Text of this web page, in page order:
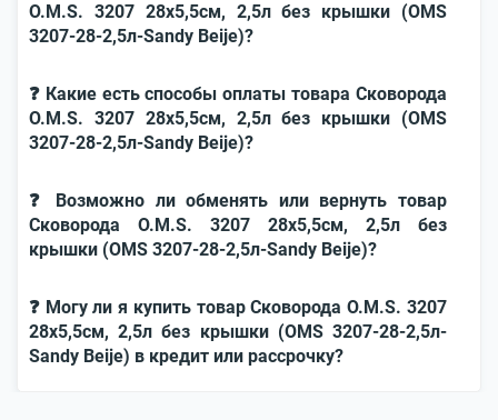
O.M.S. 3207 28x5,5см, 2,5л без крышки (OMS
3207-28-2,5л-Sandy Beije)?
❓ Какие есть способы оплаты товара Сковорода
O.M.S. 3207 28x5,5см, 2,5л без крышки (OMS
3207-28-2,5л-Sandy Beije)?
❓ Возможно ли обменять или вернуть товар
Сковорода O.M.S. 3207 28x5,5см, 2,5л без
крышки (OMS 3207-28-2,5л-Sandy Beije)?
❓ Могу ли я купить товар Сковорода O.M.S. 3207
28x5,5см, 2,5л без крышки (OMS 3207-28-2,5л-
Sandy Beije) в кредит или рассрочку?